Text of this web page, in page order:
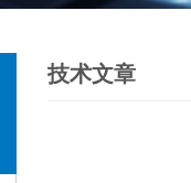
技术文章